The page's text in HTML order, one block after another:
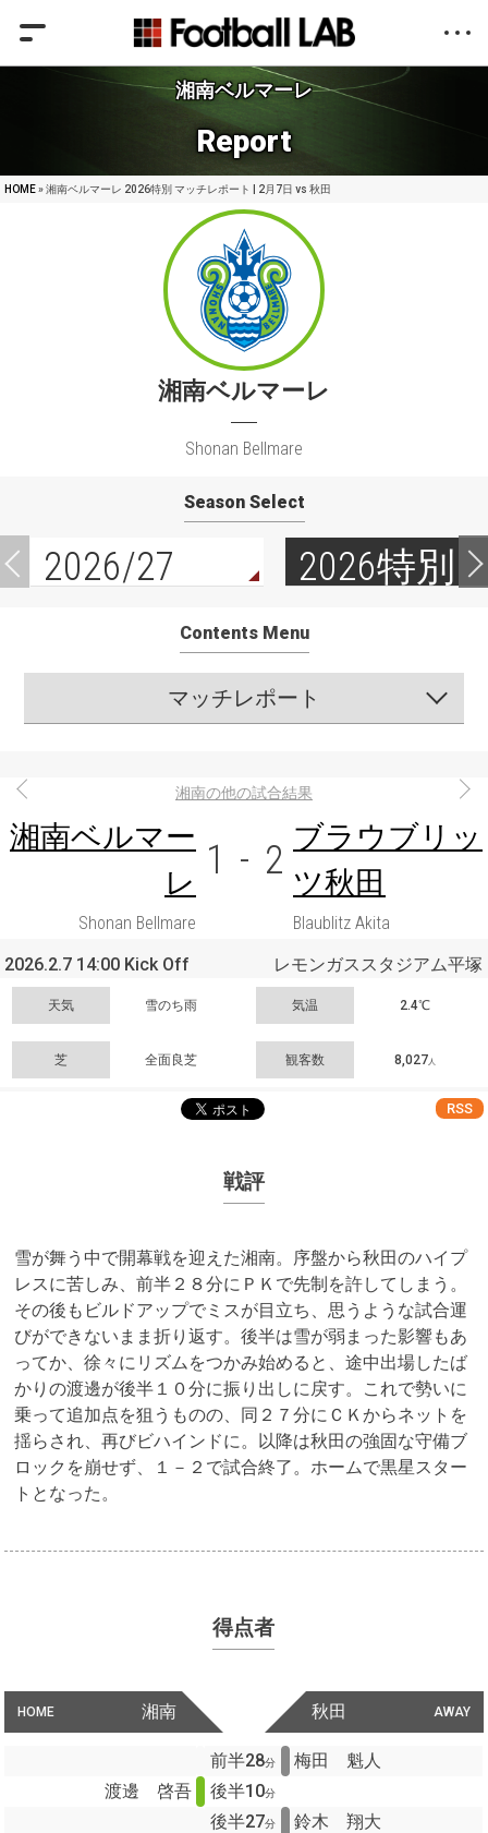
湘南ベルマーレ
Report
HOME» 湘南ベルマーレ 2026特別 マッチレポート | 2月7日 vs 秋田
湘南ベルマーレ
Shonan Bellmare
Season Select
2026/27 2026特別
Contents Menu
マッチレポート
湘南の他の試合結果
湘南ベルマー
レ 1 - 2
ブラウブリッ
ツ秋田
Shonan Bellmare
Blaublitz Akita
2026.2.7 14:00 Kick Off
レモンガススタジアム平塚
天気 雪のち雨 気温 2.4℃
芝 全面良芝 観客数 8,027人
RSS
戦評
雪が舞う中で開幕戦を迎えた湘南。序盤から秋田のハイプ
レスに苦しみ、前半２８分にＰＫで先制を許してしまう。
その後もビルドアップでミスが目立ち、思うような試合運
びができないまま折り返す。後半は雪が弱まった影響もあ
ってか、徐々にリズムをつかみ始めると、途中出場したば
かりの渡邊が後半１０分に振り出しに戻す。これで勢いに
乗って追加点を狙うものの、同２７分にＣＫからネットを
揺らされ、再びビハインドに。以降は秋田の強固な守備ブ
ロックを崩せず、１－２で試合終了。ホームで黒星スター
トとなった。
得点者
HOME 湘南 AWAY
秋田
前半28分
梅田 魁人
渡邊 啓吾
後半10分
後半27分 鈴木 翔大